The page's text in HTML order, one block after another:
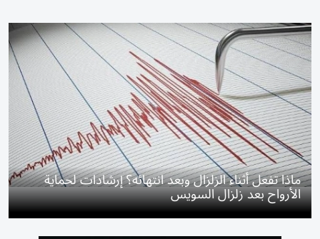
ماذا تفعل أثناء الزلزال وبعد انتهائه؟ إرشادات لحماية
الأرواح بعد زلزال السويس